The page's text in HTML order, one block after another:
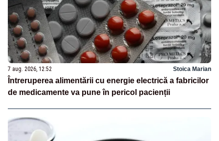
7 aug. 2026, 12:52 Stoica Marian
Întreruperea alimentării cu energie electrică a fabricilor
de medicamente va pune în pericol pacienții